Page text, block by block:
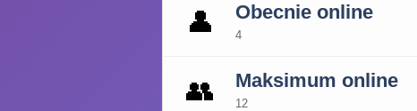
👤 Obecnie online
4
👥 Maksimum online
12